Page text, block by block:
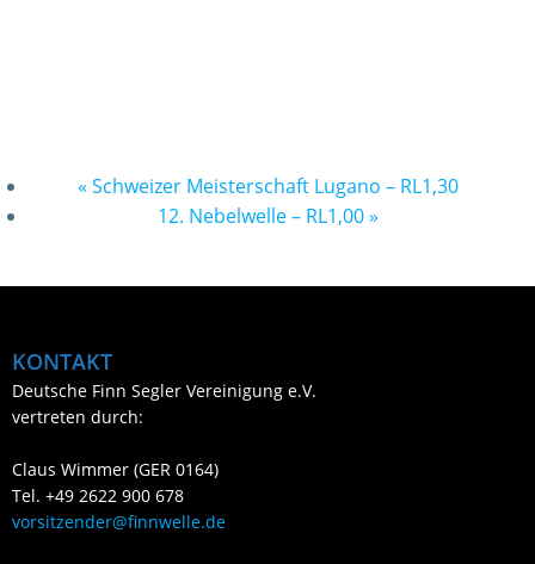
« Schweizer Meisterschaft Lugano – RL1,30
12. Nebelwelle – RL1,00»
KONTAKT
Deutsche Finn Segler Vereinigung e.V.
vertreten durch:
Claus Wimmer (GER 0164)
Tel. +49 2622 900 678
vorsitzender@finnwelle.de